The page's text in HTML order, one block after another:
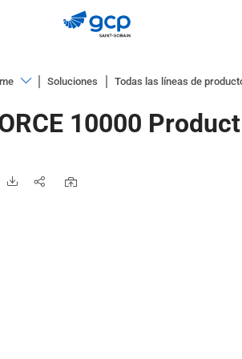
Documentos
Soluciones Todas las líneas de
10000